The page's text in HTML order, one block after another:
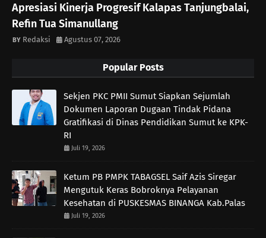
Apresiasi Kinerja Progresif Kalapas Tanjungbalai,
Refin Tua Simanullang
Redaksi Agustus 07, 2026
Popular Posts
Sekjen PKC PMII Sumut Siapkan Sejumlah
Dokumen Laporan Dugaan Tindak Pidana
Gratifikasi di Dinas Pendidikan Sumut ke KPK-
RI
Juli 19, 2026
Ketum PB PMPK TABAGSEL Saif Azis Siregar
Mengutuk Keras Bobroknya Pelayanan
Kesehatan di PUSKESMAS BINANGA Kab.Palas
Juli 19, 2026